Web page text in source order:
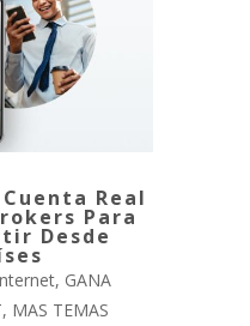
Real
Para
Desde
, GANA
, MAS TEMAS